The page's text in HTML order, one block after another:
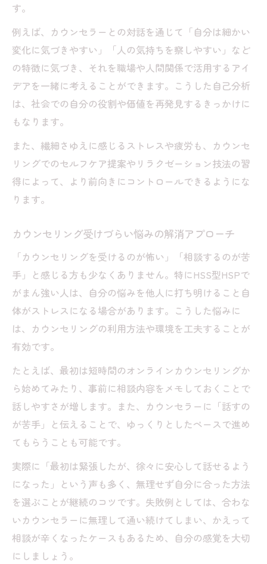
す。
例えば、カウンセラーとの対話を通じて「自分は細かい
変化に気づきやすい」「人の気持ちを察しやすい」など
の特徴に気づき、それを職場や人間関係で活用するアイ
デアを一緒に考えることができます。こうした自己分析
は、社会での自分の役割や価値を再発見するきっかけに
もなります。
また、繊細さゆえに感じるストレスや疲労も、カウンセ
リングでのセルフケア提案やリラクゼーション技法の習
得によって、より前向きにコントロールできるようにな
ります。
カウンセリング受けづらい悩みの解消アプローチ
「カウンセリングを受けるのが怖い」「相談するのが苦
手」と感じる方も少なくありません。特にHSS型HSPで
がまん強い人は、自分の悩みを他人に打ち明けること自
体がストレスになる場合があります。こうした悩みに
は、カウンセリングの利用方法や環境を工夫することが
有効です。
たとえば、最初は短時間のオンラインカウンセリングか
ら始めてみたり、事前に相談内容をメモしておくことで
話しやすさが増します。また、カウンセラーに「話すの
が苦手」と伝えることで、ゆっくりとしたペースで進め
てもらうことも可能です。
実際に「最初は緊張したが、徐々に安心して話せるよう
になった」という声も多く、無理せず自分に合った方法
を選ぶことが継続のコツです。失敗例としては、合わな
いカウンセラーに無理して通い続けてしまい、かえって
相談が辛くなったケースもあるため、自分の感覚を大切
にしましょう。